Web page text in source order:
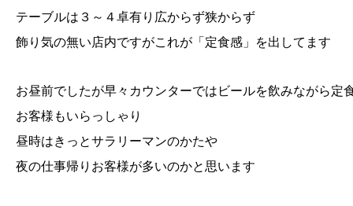
テーブルは３～４卓有り広からず狭からず
飾り気の無い店内ですがこれが「定食感」を出してます
お昼前でしたが早々カウンターではビールを飲みながら定
お客様もいらっしゃり
昼時はきっとサラリーマンのかたや
夜の仕事帰りお客様が多いのかと思います